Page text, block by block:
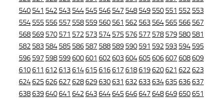
540 541 542 543 544 545 546 547 548 549 550 551 552 553
554 555 556 557 558 559 560 561 562 563 564 565 566 567
568 569 570 571 572 573 574 575 576 577 578 579 580 581
582 583 584 585 586 587 588 589 590 591 592 593 594 595
596 597 598 599600601 602603604605606607608609
610611 612613614615616617618619620621 622623
624625626627628629630631 632633634635636637
638639640641 642643644645646647648649650651